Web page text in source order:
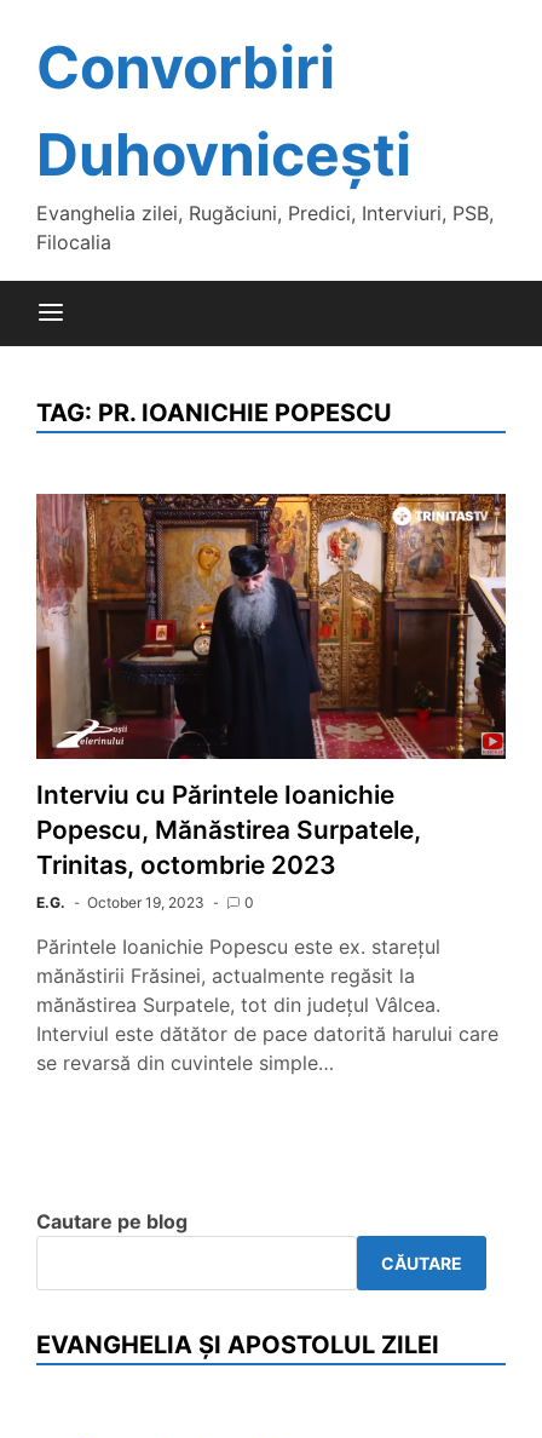
contentConvorbiri
Duhovnicești
Evanghelia zilei, Rugăciuni, Predici, Interviuri, PSB,
Filocalia
TAG: PR. IOANICHIE POPESCU
Interviu cu Părintele Ioanichie
Popescu, Mănăstirea Surpatele,
Trinitas, octombrie 2023
E.G. October 19, 2023 0
Părintele Ioanichie Popescu este ex. starețul
mănăstirii Frăsinei, actualmente regăsit la
mănăstirea Surpatele, tot din județul Vâlcea.
Interviul este dătător de pace datorită harului care
se revarsă din cuvintele simple…
Cautare pe blog
CĂUTARE
EVANGHELIA ȘI APOSTOLUL ZILEI